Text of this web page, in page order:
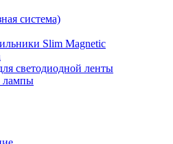
система)
Slim Magnetic
светодиодной ленты
лампы